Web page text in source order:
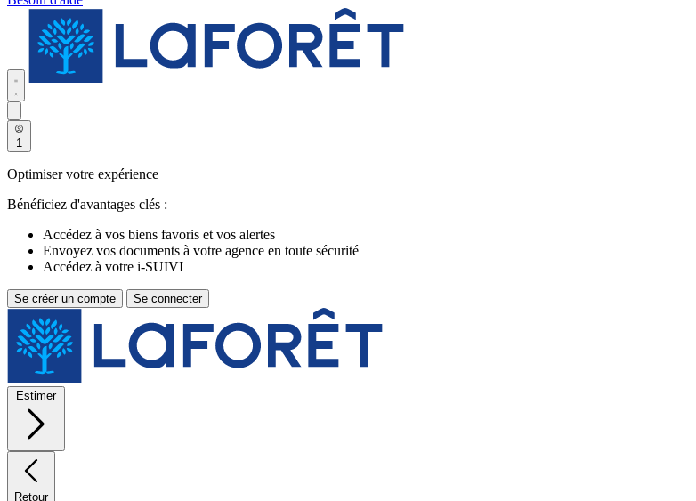
1
Optimiser votre expérience
Bénéficiez d'avantages clés :
Accédez à vos biens favoris et vos alertes
Envoyez vos documents à votre agence en toute sécurité
Accédez à votre i-SUIVI
Se créer un compte Se connecter
Estimer
Retour